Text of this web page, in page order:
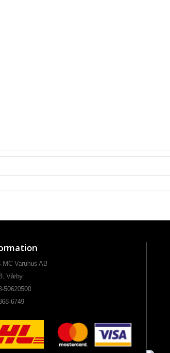
MC-Varuhus AB
Vårby
50620500
6749